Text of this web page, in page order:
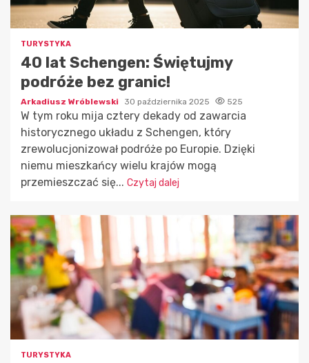
TURYSTYKA
40 lat Schengen: Świętujmy
podróże bez granic!
Arkadiusz Wróblewski 30 października 2025 525
W tym roku mija cztery dekady od zawarcia
historycznego układu z Schengen, który
zrewolucjonizował podróże po Europie. Dzięki
niemu mieszkańcy wielu krajów mogą
przemieszczać się... Czytaj dalej
TURYSTYKA